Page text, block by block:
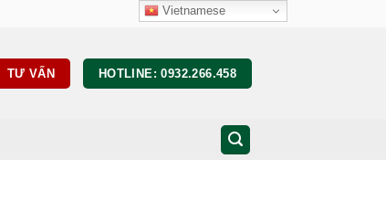
TƯ VẤN HOTLINE: 0932.266.458
Vietnamese